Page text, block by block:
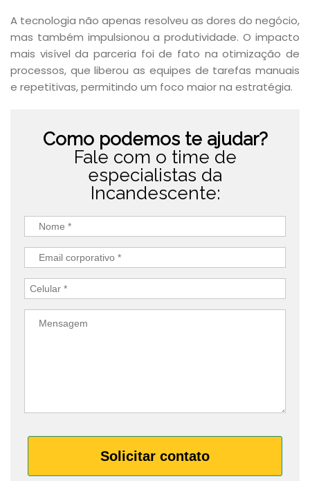
A tecnologia não apenas resolveu as dores do negócio,
mas também impulsionou a produtividade. O impacto
mais visível da parceria foi de fato na otimização de
processos, que liberou as equipes de tarefas manuais
e repetitivas, permitindo um foco maior na estratégia.
Como podemos te ajudar?
Fale com o time de
especialistas da
Incandescente:
Solicitar contato